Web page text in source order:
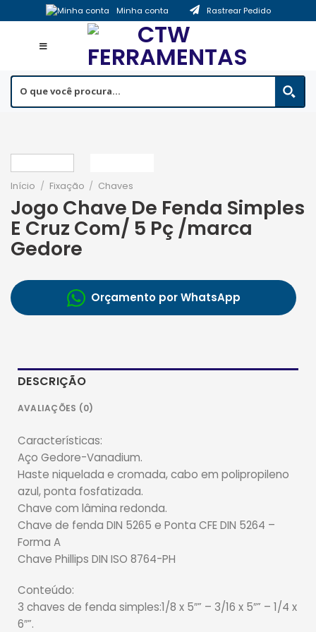
to
content
Minha conta Rastrear Pedido
Início / Fixação / Chaves
Jogo Chave De Fenda Simples
E Cruz Com/ 5 Pç /marca
Gedore
Orçamento por WhatsApp
DESCRIÇÃO
AVALIAÇÕES (0)
Características:
Aço Gedore-Vanadium.
Haste niquelada e cromada, cabo em polipropileno
azul, ponta fosfatizada.
Chave com lâmina redonda.
Chave de fenda DIN 5265 e Ponta CFE DIN 5264 –
Forma A
Chave Phillips DIN ISO 8764-PH
Conteúdo:
3 chaves de fenda simples:1/8 x 5″” – 3/16 x 5″” – 1/4 x
6″”.